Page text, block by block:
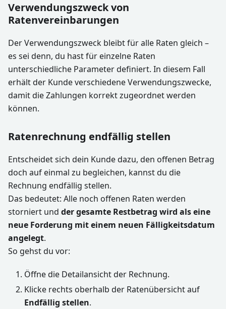
Verwendungszweck von
Ratenvereinbarungen
Der Verwendungszweck bleibt für alle Raten gleich –
es sei denn, du hast für einzelne Raten
unterschiedliche Parameter definiert. In diesem Fall
erhält der Kunde verschiedene Verwendungszwecke,
damit die Zahlungen korrekt zugeordnet werden
können.
Ratenrechnung endfällig stellen
Entscheidet sich dein Kunde dazu, den offenen Betrag
doch auf einmal zu begleichen, kannst du die
Rechnung endfällig stellen.
Das bedeutet: Alle noch offenen Raten werden
storniert und der gesamte Restbetrag wird als eine
neue Forderung mit einem neuen Fälligkeitsdatum
angelegt.
So gehst du vor:
Öffne die Detailansicht der Rechnung.
Klicke rechts oberhalb der Ratenübersicht auf
Endfällig stellen.